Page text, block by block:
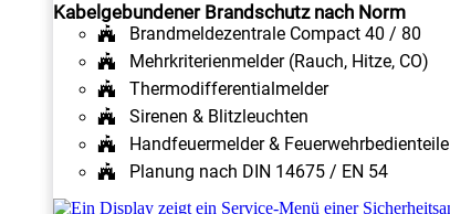
Kabelgebundener Brandschutz nach Norm
Brandmeldezentrale Compact 40 / 80
Mehrkriterienmelder (Rauch, Hitze, CO)
Thermodifferentialmelder
Sirenen & Blitzleuchten
Handfeuermelder & Feuerwehrbedienteile
Planung nach DIN 14675 / EN 54